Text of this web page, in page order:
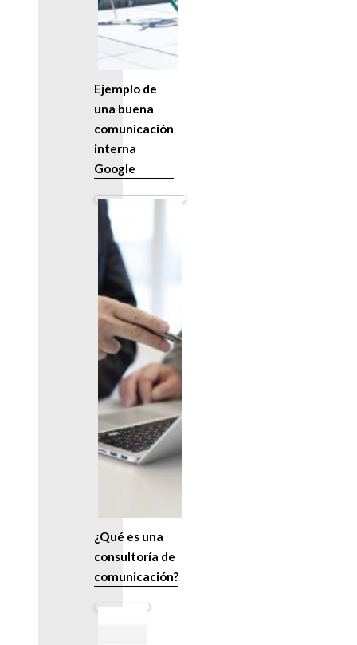
Ejemplo de
una buena
comunicación
interna
Google
¿Qué es una
consultoría de
comunicación?